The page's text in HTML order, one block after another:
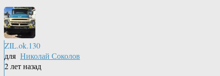
ZIL.ok.130
для Николай Соколов
2 лет назад